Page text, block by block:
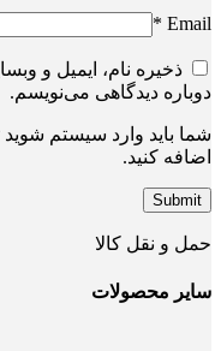
Email
*
ذخیره نام، ایمیل و
دوباره دیدگاهی می‌نویسم.
شما باید وارد سیستم شوید
اضافه کنید.
حمل و نقل کالا
سایر محصولات